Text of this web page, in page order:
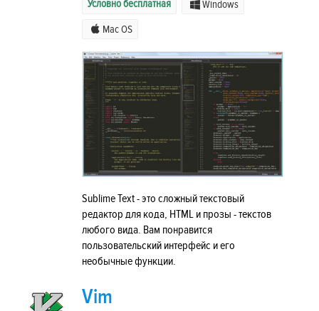
Условно бесплатная Windows
Mac OS
Sublime Text - это сложный текстовый
редактор для кода, HTML и прозы - текстов
любого вида. Вам понравится
пользовательский интерфейс и его
необычные функции.
Vim